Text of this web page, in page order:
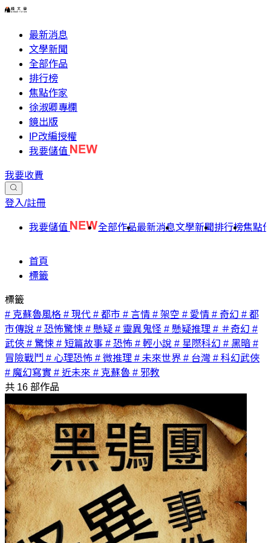
最新消息
文學新聞
全部作品
排行榜
焦點作家
徐淑卿專欄
鏡出版
IP改編授權
我要儲值
我要收費
登入/註冊
我要儲值 全部作品最新消息文學新聞排行榜焦點
首頁
標籤
標籤
# 克蘇魯風格 # 現代 # 都市 # 言情 # 架空 # 愛情 # 奇幻 # 都
市傳說 # 恐怖驚悚 # 懸疑 # 靈異鬼怪 # 懸疑推理 # ＃奇幻 #
武俠 # 驚悚 # 短篇故事 # 恐怖 # 輕小說 # 星際科幻 # 黑暗 #
冒險戰鬥 # 心理恐怖 # 微推理 # 未來世界 # 台灣 # 科幻武俠
# 魔幻寫實 # 近未來 # 克蘇魯 # 邪教
共 16 部作品